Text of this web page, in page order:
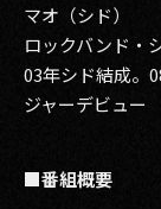
マオ（シド）
ロックバンド・
03年シド結成。
ジャーデビュー
■番組概要